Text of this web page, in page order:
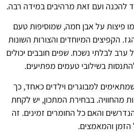
להכנה ועם זאת מרהיבים במידה רבה.
פיצות על אבן חמה, שמוסיפות טעם
הקפיצים המיוחדים והצורות השונות
ערב לבלתי נשכח. שפים חובבים יכולים
בשילובי טעמים מפתיעים.
למבוגרים וילדים כאחד, כך
מהחוויה. בבחירת המתכון, יש לקחת
והאם כל החומרים זמינים. זה
הזמן והמאמצים.